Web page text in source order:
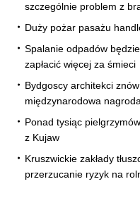
szczególnie problem z
Duży pożar pasażu
Spalanie odpadów
zapłacić więcej za śmieci
Bydgoscy architekci
międzynarodowa nagroda
Ponad tysiąc
z Kujaw
Kruszwickie zakłady
przerzucanie ryzyk na